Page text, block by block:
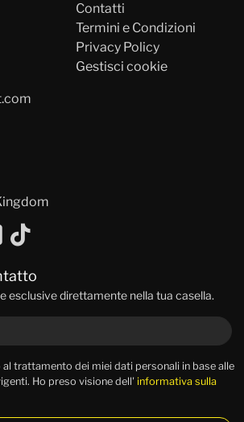
Contatti
Termini e Condizioni
Privacy Policy
Gestisci cookie
esclusive direttamente nella tua casella.
trattamento dei miei dati personali in base alle
Ho preso visione dell' informativa sulla